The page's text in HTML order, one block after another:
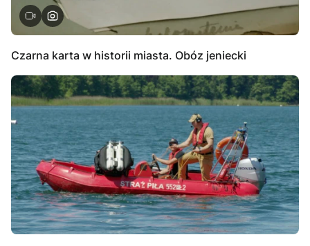
Czarna karta w historii miasta. Obóz jeniecki